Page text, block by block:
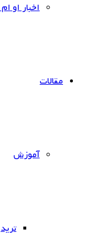
اخبار او
مقالات
آموزش
ترید